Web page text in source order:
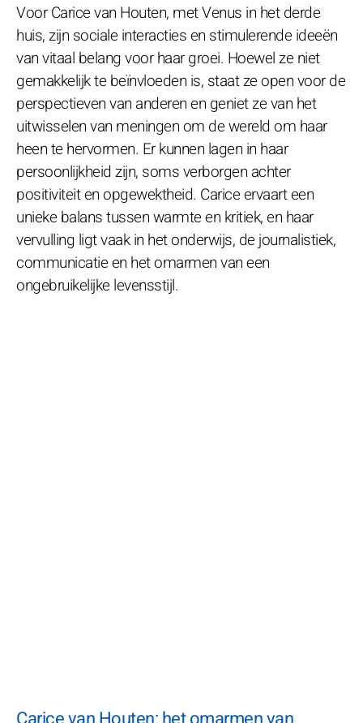
Voor Carice van Houten, met Venus in het derde
huis, zijn sociale interacties en stimulerende ideeën
van vitaal belang voor haar groei. Hoewel ze niet
gemakkelijk te beïnvloeden is, staat ze open voor de
perspectieven van anderen en geniet ze van het
uitwisselen van meningen om de wereld om haar
heen te hervormen. Er kunnen lagen in haar
persoonlijkheid zijn, soms verborgen achter
positiviteit en opgewektheid. Carice ervaart een
unieke balans tussen warmte en kritiek, en haar
vervulling ligt vaak in het onderwijs, de journalistiek,
communicatie en het omarmen van een
ongebruikelijke levensstijl.